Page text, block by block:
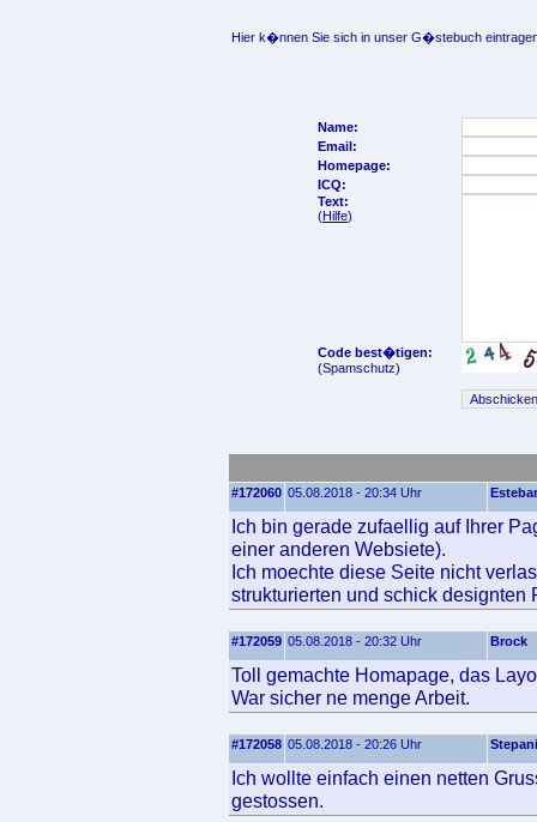
Hier k�nnen Sie sich in unser G�stebuch
Name:
Email:
Homepage:
ICQ:
Text:
(Hilfe)
Code best�tigen:
(Spamschutz)
#172060 05.08.2018 - 20:34 Uhr
Ich bin gerade zufaellig auf Ihrer
einer anderen Websiete).
Ich moechte diese Seite nicht
strukturierten und schick designten
#172059 05.08.2018 - 20:32 Uhr Brock
Toll gemachte Homapage, das
War sicher ne menge Arbeit.
#172058 05.08.2018 - 20:26 Uhr
Ich wollte einfach einen netten
gestossen.